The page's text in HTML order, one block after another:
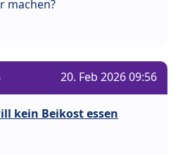
machen?
20. Feb 2026 09:56
kein Beikost essen